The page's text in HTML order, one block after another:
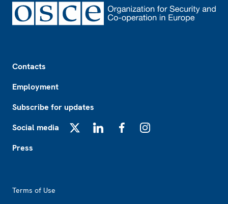
Contacts
Employment
Subscribe for updates
Social media
Press
Terms of Use